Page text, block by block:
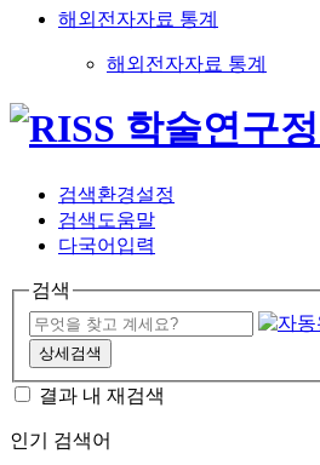
해외전자자료 통계
해외전자자료 통계
검색환경설정
검색도움말
다국어입력
검색
상세검색
결과 내 재검색
인기 검색어